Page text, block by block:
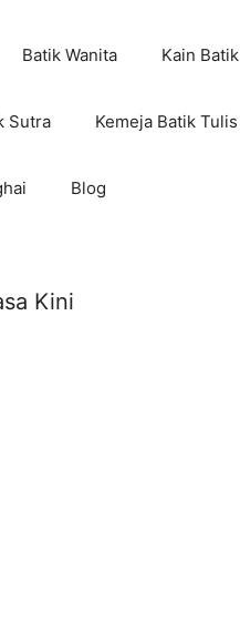
Batik Wanita Kain Batik
Sutra Kemeja Batik Tulis
Blog
Kini